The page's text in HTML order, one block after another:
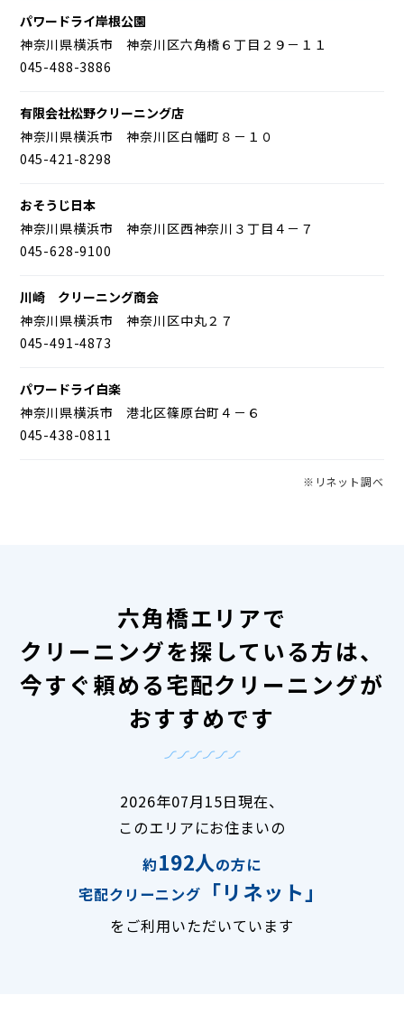
パワードライ岸根公園
神奈川県横浜市 神奈川区六角橋６丁目２９－１１
045-488-3886
有限会社松野クリーニング店
神奈川県横浜市 神奈川区白幡町８－１０
045-421-8298
おそうじ日本
神奈川県横浜市 神奈川区西神奈川３丁目４－７
045-628-9100
川崎 クリーニング商会
神奈川県横浜市 神奈川区中丸２７
045-491-4873
パワードライ白楽
神奈川県横浜市 港北区篠原台町４－６
045-438-0811
※リネット調べ
六角橋エリアで
クリーニングを探している方は、
今すぐ頼める宅配クリーニングが
おすすめです
2026年07月15日現在、
このエリアにお住まいの
約192人の方に
宅配クリーニング
「リネット」
をご利用いただいています